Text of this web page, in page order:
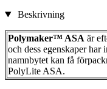
Beskrivning
Polymaker™ ASA är
och dess egenskaper har
namnbytet kan få
PolyLite ASA.